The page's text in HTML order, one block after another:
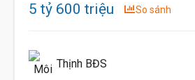
5 tỷ 600 triệu So sánh
Thịnh BĐS